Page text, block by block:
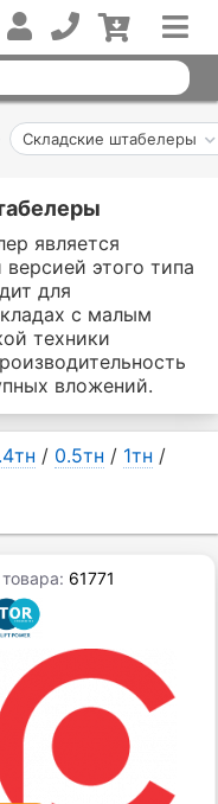
Складские штабелеры
является
этого типа
для
с малым
техники
вложений.
/ 0.5тн / 1тн /
61771